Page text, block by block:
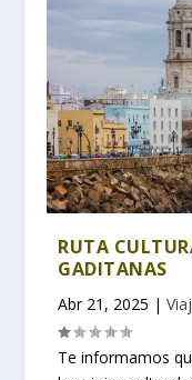
RUTA
GADITANAS
Abr 21, 2025 |
Te informamos